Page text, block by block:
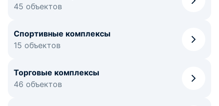
45 объектов
Спортивные комплексы
15 объектов
Торговые комплексы
46 объектов